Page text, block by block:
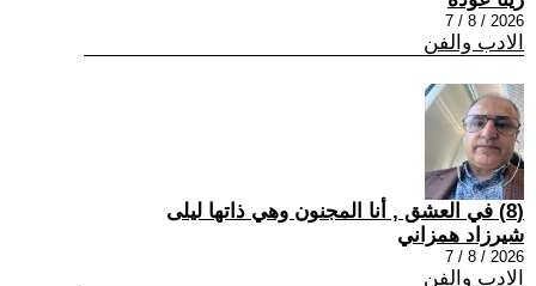
2026 / 8 / 7
الادب والفن
(8) في العشق , أنا المجنون وهي ذاتها ليلى
شيرزاد همزاني
2026 / 8 / 7
الادب والفن